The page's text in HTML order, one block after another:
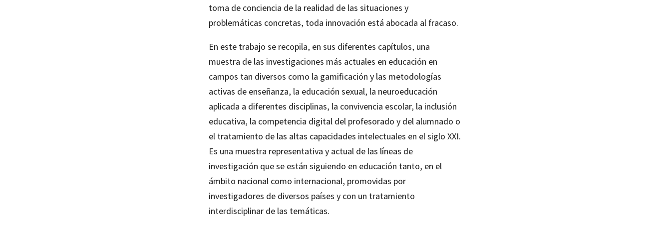
toma de conciencia de la realidad de las situaciones y
problemáticas concretas, toda innovación está abocada al fracaso.
En este trabajo se recopila, en sus diferentes capítulos, una
muestra de las investigaciones más actuales en educación en
campos tan diversos como la gamificación y las metodologías
activas de enseñanza, la educación sexual, la neuroeducación
aplicada a diferentes disciplinas, la convivencia escolar, la inclusión
educativa, la competencia digital del profesorado y del alumnado o
el tratamiento de las altas capacidades intelectuales en el siglo XXI.
Es una muestra representativa y actual de las líneas de
investigación que se están siguiendo en educación tanto, en el
ámbito nacional como internacional, promovidas por
investigadores de diversos países y con un tratamiento
interdisciplinar de las temáticas.